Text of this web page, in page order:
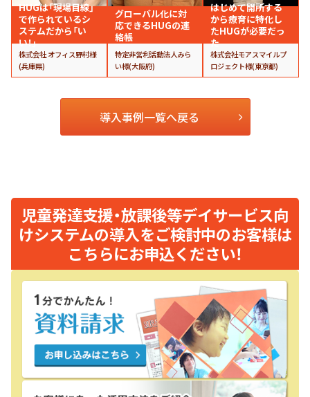
HUGは「現場目線」
で作られているシ
ステムだから「い
い！」
株式会社 オフィス野村様
(兵庫県)
グローバル化に対
応できるHUGの連
絡帳
特定非営利活動法人みら
い様(大阪府)
はじめて開所する
から療育に特化し
たHUGが必要だっ
た
株式会社モアスマイルプ
ロジェクト様(東京都)
導入事例一覧へ戻る
児童発達支援・放課後等デイサービス向
けシステムの導入をご検討中のお客様は
こちらにお申込ください！